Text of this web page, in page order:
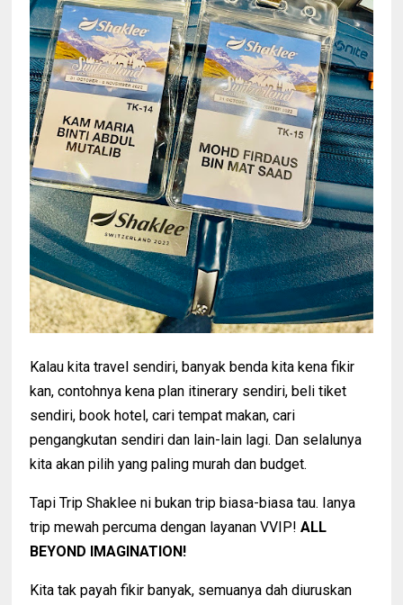
Kalau kita travel sendiri, banyak benda kita kena fikir
kan, contohnya kena plan itinerary sendiri, beli tiket
sendiri, book hotel, cari tempat makan, cari
pengangkutan sendiri dan lain-lain lagi. Dan selalunya
kita akan pilih yang paling murah dan budget.
Tapi Trip Shaklee ni bukan trip biasa-biasa tau. Ianya
trip mewah percuma dengan layanan VVIP!ALL
BEYOND IMAGINATION!
Kita tak payah fikir banyak, semuanya dah diuruskan